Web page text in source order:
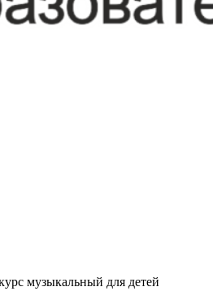
музыкальный для детей